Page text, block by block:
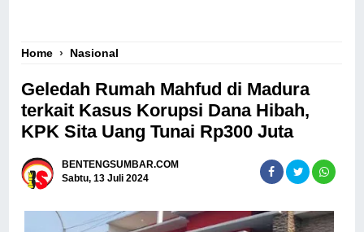
Home › Nasional
Geledah Rumah Mahfud di Madura
terkait Kasus Korupsi Dana Hibah,
KPK Sita Uang Tunai Rp300 Juta
BENTENGSUMBAR.COM
Sabtu, 13 Juli 2024